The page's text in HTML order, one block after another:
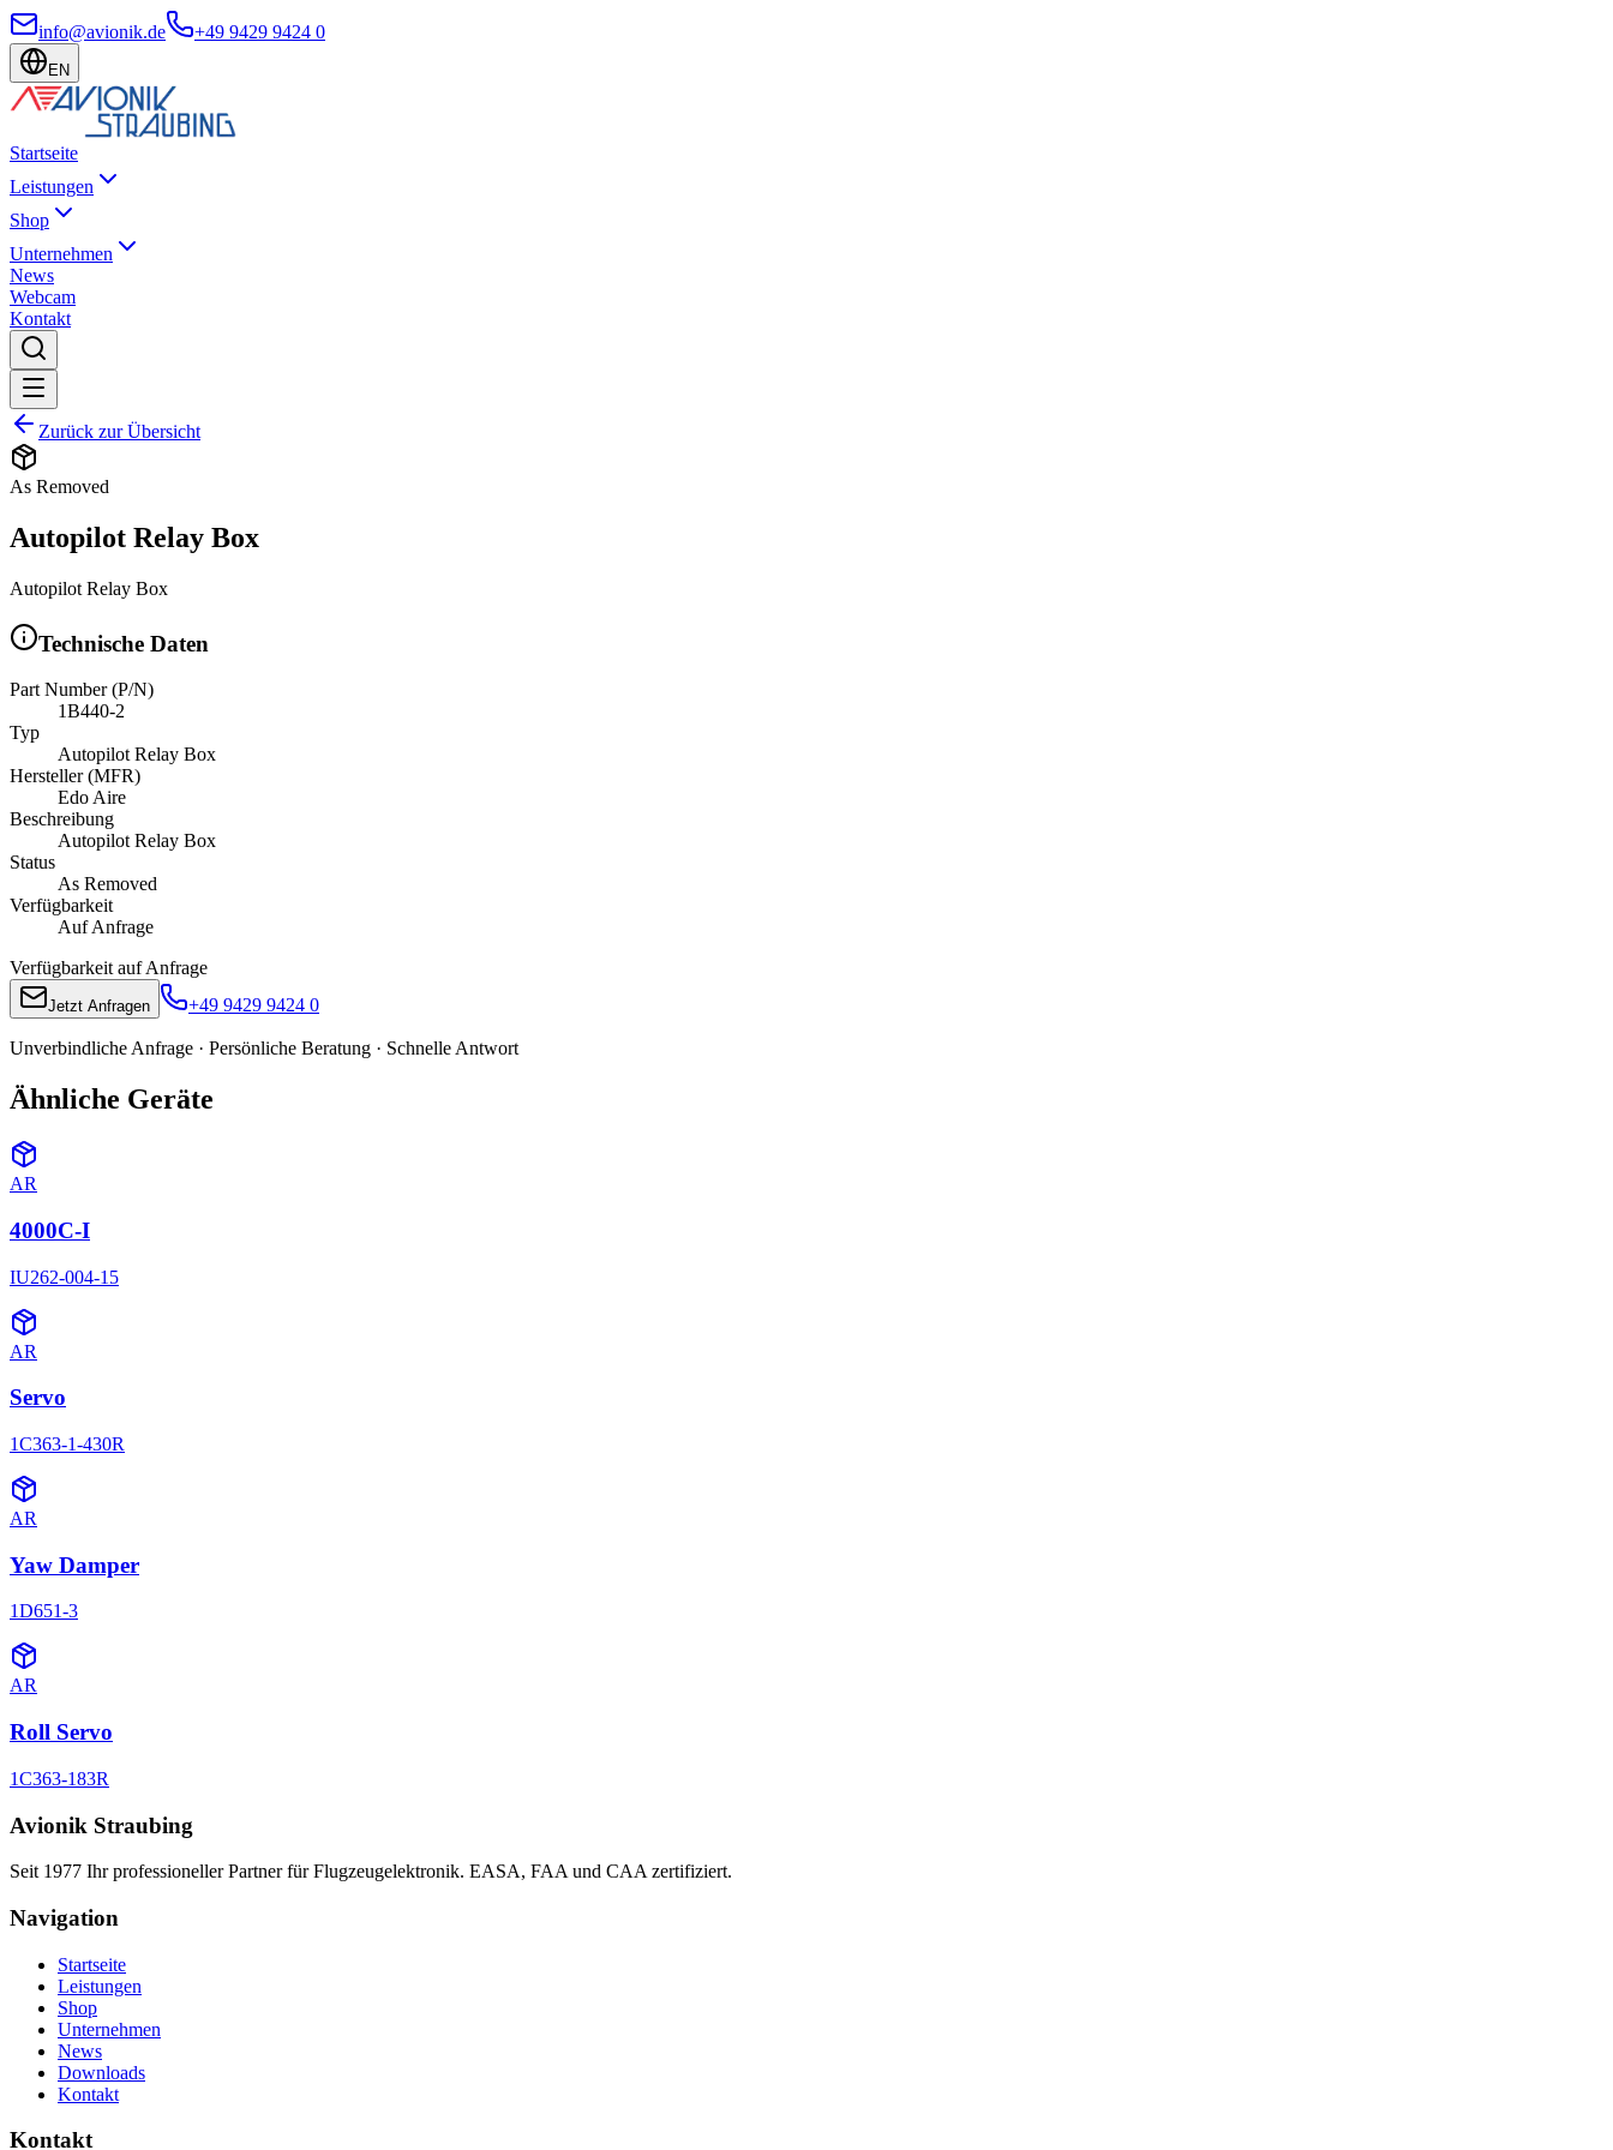
info@avionik.de +49 9429 9424 0
EN
Startseite
Leistungen
Shop
Unternehmen
News
Webcam
Kontakt
Zurück zur Übersicht
As Removed
Autopilot Relay Box
Autopilot Relay Box
Technische Daten
Part Number (P/N)
1B440-2
Typ
Autopilot Relay Box
Hersteller (MFR)
Edo Aire
Beschreibung
Autopilot Relay Box
Status
As Removed
Verfügbarkeit
Auf Anfrage
Verfügbarkeit auf Anfrage
Jetzt Anfragen +49 9429 9424 0
Unverbindliche Anfrage · Persönliche Beratung · Schnelle Antwort
Ähnliche Geräte
AR
4000C-I
IU262-004-15
AR
Servo
1C363-1-430R
AR
Yaw Damper
1D651-3
AR
Roll Servo
1C363-183R
Avionik Straubing
Seit 1977 Ihr professioneller Partner für Flugzeugelektronik. EASA, FAA und CAA zertifiziert.
Navigation
Startseite
Leistungen
Shop
Unternehmen
News
Downloads
Kontakt
Kontakt